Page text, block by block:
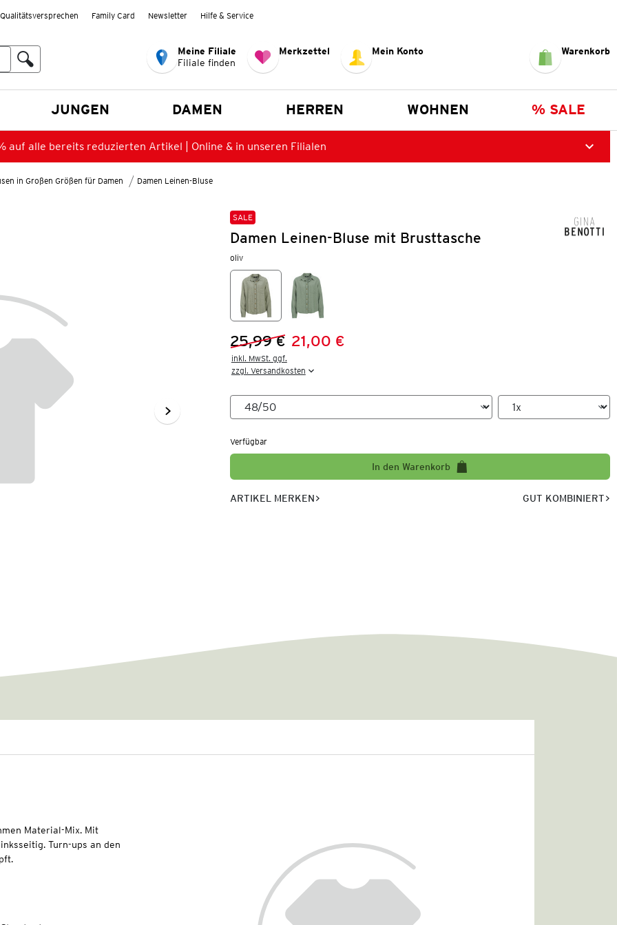
Qualitätsversprechen Family Card Newsletter Hilfe & Service
Meine Filiale
Filiale finden
Merkzettel Mein Konto Warenkorb
JUNGEN DAMEN HERREN WOHNEN % SALE
auf alle bereits reduzierten Artikel | Online & in unseren Filialen
in Großen Größen für Damen Damen Leinen-Bluse
SALE
Damen Leinen-Bluse mit Brusttasche
oliv
Vorheriger Preis:
25,99 €
Neuer Preis:21,00 €
inkl. MwSt. ggf.
zzgl. Versandkosten
Verfügbar
In den Warenkorb
ARTIKEL MERKEN GUT KOMBINIERT
Material-Mix. Mit
Turn-ups an den